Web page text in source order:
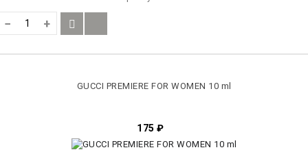
− +
GUCCI PREMIERE FOR WOMEN 10 ml
175 ₽